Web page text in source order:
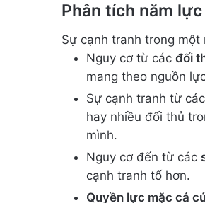
Phân tích năm
Sự cạnh tranh trong
Nguy cơ từ các đối
mang theo nguồn
Sự cạnh tranh từ các
hay nhiều đối thủ
mình.
Nguy cơ đến từ các
cạnh tranh tố hơn.
Quyền lực mặc cả